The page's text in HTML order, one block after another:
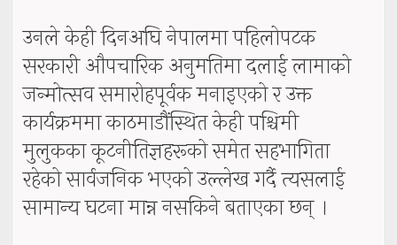
उनले केही दिनअघि नेपालमा पहिलोपटक
सरकारी औपचारिक अनुमतिमा दलाई लामाको
जन्मोत्सव समारोहपूर्वक मनाइएको र उक्त
कार्यक्रममा काठमाडौंस्थित केही पश्चिमी
मुलुकका कूटनीतिज्ञहरूको समेत सहभागिता
रहेको सार्वजनिक भएको उल्लेख गर्दै त्यसलाई
सामान्य घटना मान्न नसकिने बताएका छन् ।